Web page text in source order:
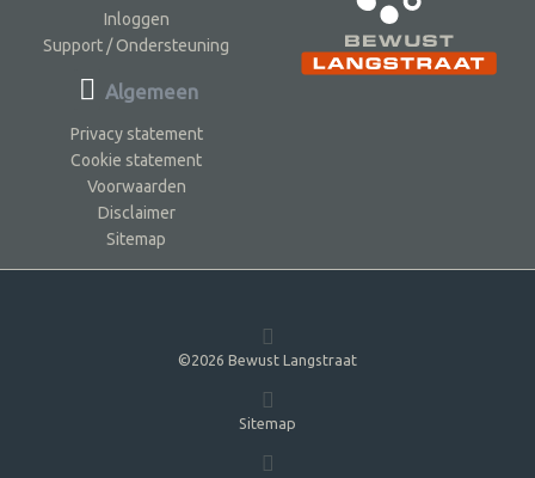
Inloggen
Support / Ondersteuning
Algemeen
Privacy statement
Cookie statement
Voorwaarden
Disclaimer
Sitemap
©2026 Bewust Langstraat
Sitemap